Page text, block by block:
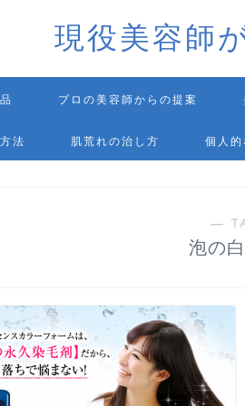
現役美容師
プロの美容師からの提案
法 肌荒れの治し方 個人
―
泡の